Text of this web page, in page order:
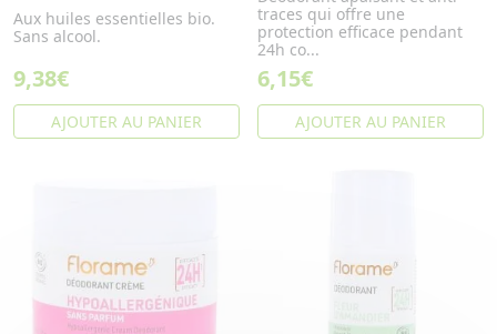
Aux huiles essentielles bio.
Sans alcool.
9,38€
AJOUTER AU PANIER
traces qui offre une
protection efficace pendant
24h co...
6,15€
AJOUTER AU PANIER